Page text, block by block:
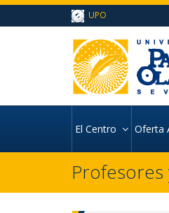
Ir al contenido principal de la
Ir a la cabecera de la página (alt +
Ir al pie de la página (alt + p)
Ir al menú principal (alt + u)
UPO
El Centro Oferta